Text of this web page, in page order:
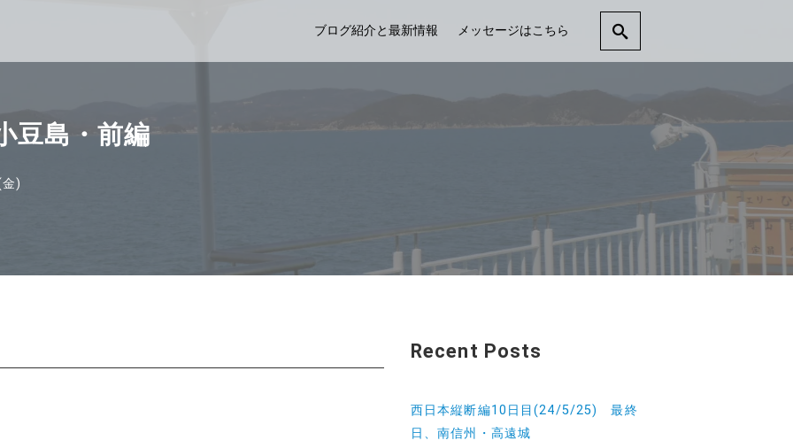
ブログ紹介と最新情報 メッセージはこちら
島・前編
)
Recent Posts
西日本縦断編10日目(24/5/25) 最終
日、南信州・高遠城